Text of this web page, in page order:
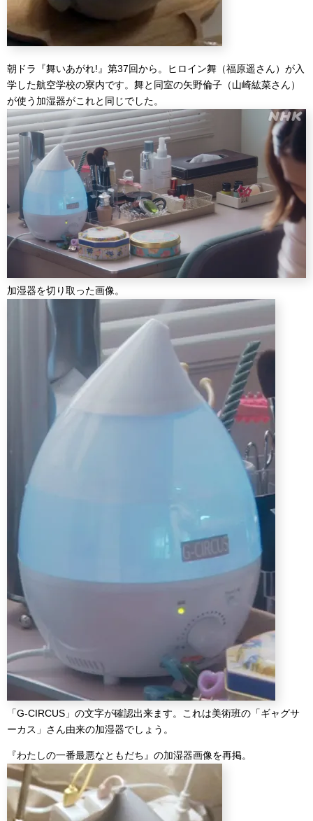
朝ドラ『舞いあがれ!』第37回から。ヒロイン舞（福原遥さん）が入
学した航空学校の寮内です。舞と同室の矢野倫子（山崎紘菜さん）
が使う加湿器がこれと同じでした。
加湿器を切り取った画像。
「G-CIRCUS」の文字が確認出来ます。これは美術班の「ギャグサ
ーカス」さん由来の加湿器でしょう。
『わたしの一番最悪なともだち』の加湿器画像を再掲。